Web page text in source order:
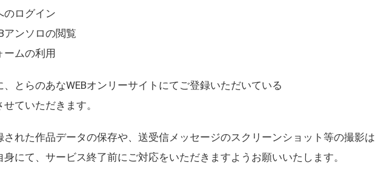
のログイン
アンソロの閲覧
ームの利用
とらのあなWEBオンリーサイトにてご登録いただいている
ていただきます。
れた作品データの保存や、送受信メッセージのスクリーンショット等の撮影は
にて、サービス終了前にご対応をいただきますようお願いいたします。